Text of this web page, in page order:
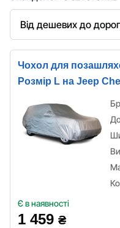
Сортування
Чохол для
Розмір L на Jeep
Є в наявності
1 459 ₴